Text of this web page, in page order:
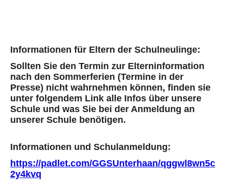
Informationen für Eltern der Schulneulinge:
Sollten Sie den Termin zur Elterninformation
nach den Sommerferien (Termine in der
Presse) nicht wahrnehmen können, finden sie
unter folgendem Link alle Infos über unsere
Schule und was Sie bei der Anmeldung an
unserer Schule benötigen.
Informationen und Schulanmeldung:
https://padlet.com/GGSUnterhaan/qggwl8wn5c
2y4kvq